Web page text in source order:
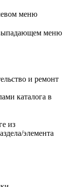
меню
выпадающем меню
и ремонт
каталога в
из
элемента